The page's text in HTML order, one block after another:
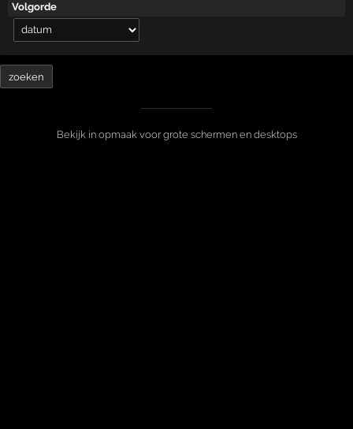
Volgorde
Bekijk in opmaak voor grote schermen en desktops